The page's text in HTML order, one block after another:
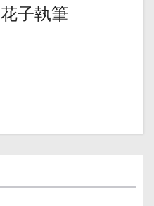
花子執筆